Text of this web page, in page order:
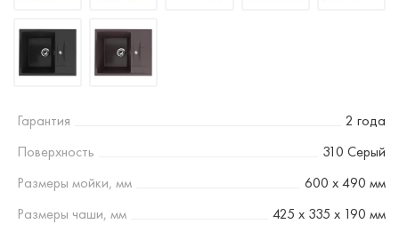
Гарантия
2 года
Поверхность
310 Серый
Размеры мойки, мм
600 х 490 мм
Размеры чаши, мм
425 х 335 х 190 мм